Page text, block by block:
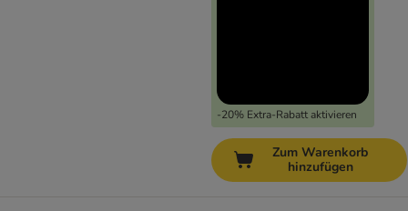
-20% Extra-Rabatt aktivieren
Zum Warenkorb
hinzufügen